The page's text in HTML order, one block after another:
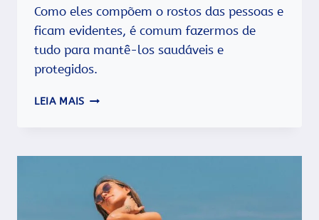
Como eles compõem o rostos das pessoas e
ficam evidentes, é comum fazermos de
tudo para mantê-los saudáveis e
protegidos.
LEIA MAIS COMO
PROTEGIDOS
VERÃO?